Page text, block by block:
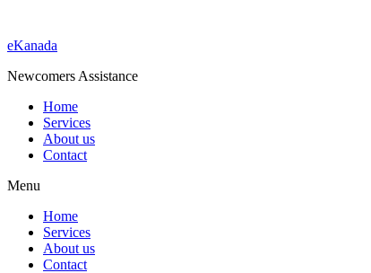
eKanada
Newcomers Assistance
Home
Services
About us
Contact
Menu
Home
Services
About us
Contact